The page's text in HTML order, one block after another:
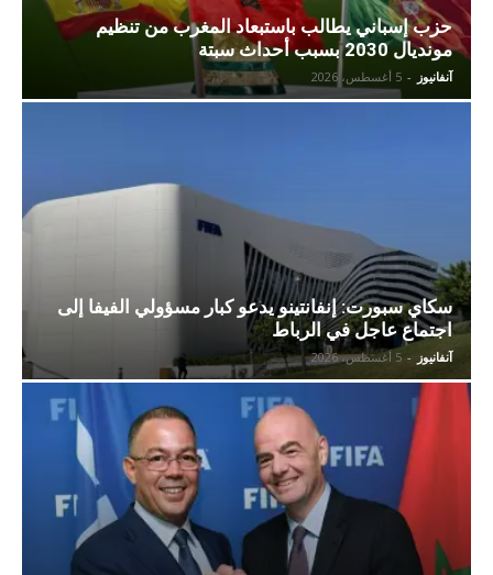
حزب إسباني يطالب باستبعاد المغرب من تنظيم
مونديال 2030 بسبب أحداث سبتة
آنفانيوز - 5 أغسطس، 2026
سكاي سبورت: إنفانتينو يدعو كبار مسؤولي الفيفا إلى
اجتماع عاجل في الرباط
آنفانيوز - 5 أغسطس، 2026